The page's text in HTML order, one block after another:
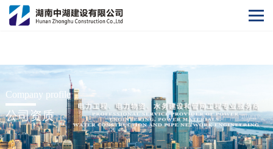
爱游戏ayx登录入口
Company profile
公司资质